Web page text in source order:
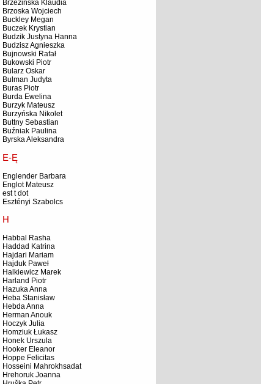
Brzezińska Klaudia
Brzoska Wojciech
Buckley Megan
Buczek Krystian
Budzik Justyna Hanna
Budzisz Agnieszka
Bujnowski Rafał
Bukowski Piotr
Bularz Oskar
Bulman Judyta
Buras Piotr
Burda Ewelina
Burzyk Mateusz
Burzyńska Nikolet
Buttny Sebastian
Buźniak Paulina
Byrska Aleksandra
E-Ę
Englender Barbara
Englot Mateusz
est t dot
Esztényi Szabolcs
H
Habbal Rasha
Haddad Katrina
Hajdari Mariam
Hajduk Paweł
Halkiewicz Marek
Harland Piotr
Hazuka Anna
Heba Stanisław
Hebda Anna
Herman Anouk
Hoczyk Julia
Homziuk Łukasz
Honek Urszula
Hooker Eleanor
Hoppe Felicitas
Hosseini Mahrokhsadat
Hrehoruk Joanna